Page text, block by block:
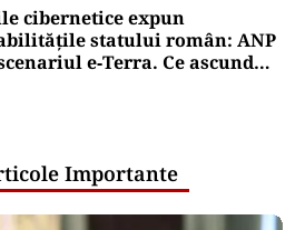
cibernetice expun
statului român: ANP
e‑Terra. Ce ascund
Importante